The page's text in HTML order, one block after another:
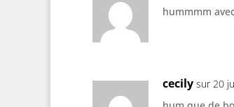
hummmm
cecily sur 20